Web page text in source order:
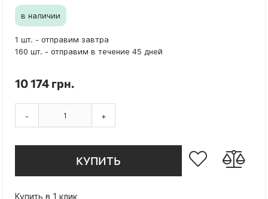
в наличии
1 шт. - отправим завтра
160 шт. - отправим в течение 45 дней
10 174 грн.
- +
КУПИТЬ
Купить в 1 клик